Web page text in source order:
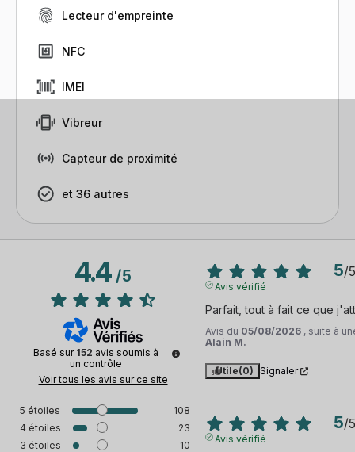
Lecteur d'empreinte
NFC
IMEI
Vibreur
Capteur de proximité
et 36 autres
4.4/5
Basé sur 152 avis soumis à
un contrôle
Voir tous les avis sur ce site
5 étoiles
108
4 étoiles
23
3 étoiles
10
5/5
Avis vérifié
Parfait, tout à fait ce que
Avis du 05/08/2026 , suite à
Alain M.
Utile(0) Signaler
5/5
Avis vérifié